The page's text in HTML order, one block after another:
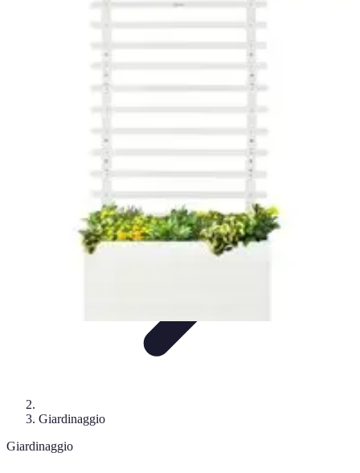
Progetti Fai Da Te
Giardino e EsterniGiardinaggio e Spazi
Giardinaggio Fai Da TeProgetti Creativi
Fai Da Te Italia
Giardinaggio
Giardinaggio